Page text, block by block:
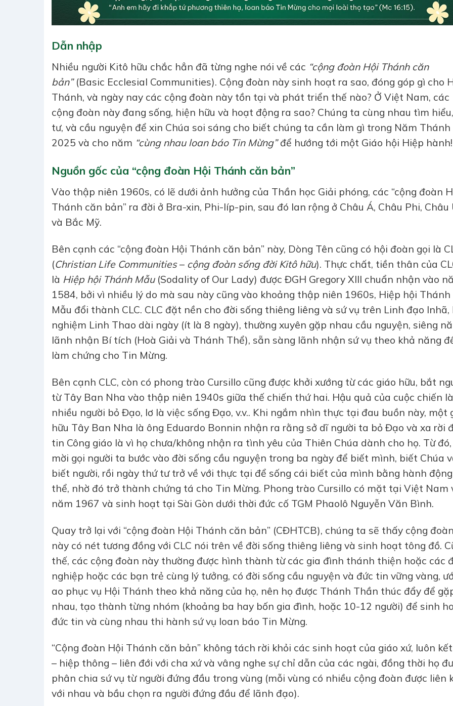
Dẫn nhập
Nhiều người Kitô hữu chắc hẳn đã từng nghe nói về các “cộng đoàn Hội Thánh căn
bản”(Basic Ecclesial Communities). Cộng đoàn này sinh hoạt ra sao, đóng góp gì cho
Thánh, và ngày nay các cộng đoàn này tồn tại và phát triển thế nào? Ở Việt Nam, các
cộng đoàn này đang sống, hiện hữu và hoạt động ra sao? Chúng ta cùng nhau tìm
tư, và cầu nguyện để xin Chúa soi sáng cho biết chúng ta cần làm gì trong Năm Thánh
2025 và cho năm “cùng nhau loan báo Tin Mừng”để hướng tới một Giáo hội Hiệp hành!
Nguồn gốc của “cộng đoàn Hội Thánh căn bản”
Vào thập niên 1960s, có lẽ dưới ảnh hưởng của Thần học Giải phóng, các “cộng đoàn
Thánh căn bản” ra đời ở Bra-xin, Phi-líp-pin, sau đó lan rộng ở Châu Á, Châu Phi, Châu
và Bắc Mỹ.
Bên cạnh các “cộng đoàn Hội Thánh căn bản” này, Dòng Tên cũng có hội đoàn gọi là
(Christian Life Communities– cộng đoàn sống đời Kitô hữu). Thực chất, tiền thân của
là Hiệp hội Thánh Mẫu(Sodality of Our Lady) được ĐGH Gregory XIII chuẩn nhận vào
1584, bởi vì nhiều lý do mà sau này cũng vào khoảng thập niên 1960s, Hiệp hội Thánh
Mẫu đổi thành CLC. CLC đặt nền cho đời sống thiêng liêng và sứ vụ trên Linh đạo Inhã,
nghiệm Linh Thao dài ngày (ít là 8 ngày), thường xuyên gặp nhau cầu nguyện, siêng
lãnh nhận Bí tích (Hoà Giải và Thánh Thể), sẵn sàng lãnh nhận sứ vụ theo khả năng
làm chứng cho Tin Mừng.
Bên cạnh CLC, còn có phong trào Cursillo cũng được khởi xướng từ các giáo hữu, bắt
từ Tây Ban Nha vào thập niên 1940s giữa thế chiến thứ hai. Hậu quả của cuộc chiến là
nhiều người bỏ Đạo, lơ là việc sống Đạo, v.v.. Khi ngắm nhìn thực tại đau buồn này, một
hữu Tây Ban Nha là ông Eduardo Bonnin nhận ra rằng sở dĩ người ta bỏ Đạo và xa rời
tin Công giáo là vì họ chưa/không nhận ra tình yêu của Thiên Chúa dành cho họ. Từ
mời gọi người ta bước vào đời sống cầu nguyện trong ba ngày để biết mình, biết Chúa
biết người, rồi ngày thứ tư trở về với thực tại để sống cái biết của mình bằng hành
thể, nhờ đó trở thành chứng tá cho Tin Mừng. Phong trào Cursillo có mặt tại Việt Nam
năm 1967 và sinh hoạt tại Sài Gòn dưới thời đức cố TGM Phaolô Nguyễn Văn Bình.
Quay trở lại với “cộng đoàn Hội Thánh căn bản” (CĐHTCB), chúng ta sẽ thấy cộng đoàn
này có nét tương đồng với CLC nói trên về đời sống thiêng liêng và sinh hoạt tông đồ.
thế, các cộng đoàn này thường được hình thành từ các gia đình thánh thiện hoặc các
nghiệp hoặc các bạn trẻ cùng lý tưởng, có đời sống cầu nguyện và đức tin vững vàng,
ao phục vụ Hội Thánh theo khả năng của họ, nên họ được Thánh Thần thúc đẩy để
nhau, tạo thành từng nhóm (khoảng ba hay bốn gia đình, hoặc 10-12 người) để sinh
đức tin và cùng nhau thi hành sứ vụ loan báo Tin Mừng.
“Cộng đoàn Hội Thánh căn bản” không tách rời khỏi các sinh hoạt của giáo xứ, luôn
– hiệp thông – liên đới với cha xứ và vâng nghe sự chỉ dẫn của các ngài, đồng thời họ
phân chia sứ vụ từ người đứng đầu trong vùng (mỗi vùng có nhiều cộng đoàn được liên
với nhau và bầu chọn ra người đứng đầu để lãnh đạo).